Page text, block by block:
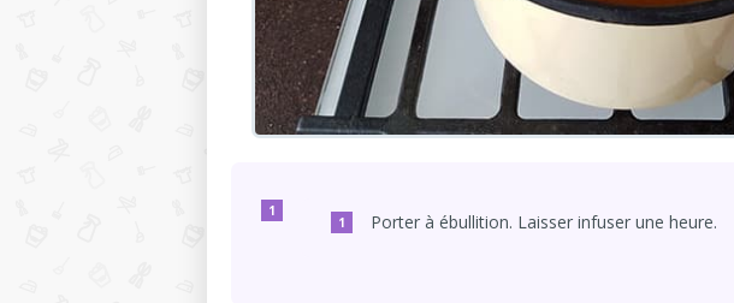
Porter à ébullition. Laisser infuser une heure.